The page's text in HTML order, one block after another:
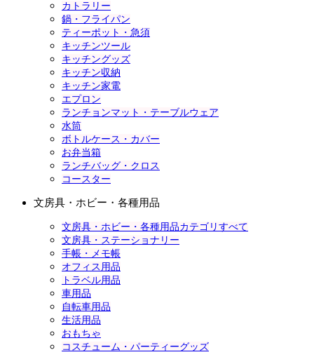
カトラリー
鍋・フライパン
ティーポット・急須
キッチンツール
キッチングッズ
キッチン収納
キッチン家電
エプロン
ランチョンマット・テーブルウェア
水筒
ボトルケース・カバー
お弁当箱
ランチバッグ・クロス
コースター
文房具・ホビー・各種用品
文房具・ホビー・各種用品カテゴリすべて
文房具・ステーショナリー
手帳・メモ帳
オフィス用品
トラベル用品
車用品
自転車用品
生活用品
おもちゃ
コスチューム・パーティーグッズ